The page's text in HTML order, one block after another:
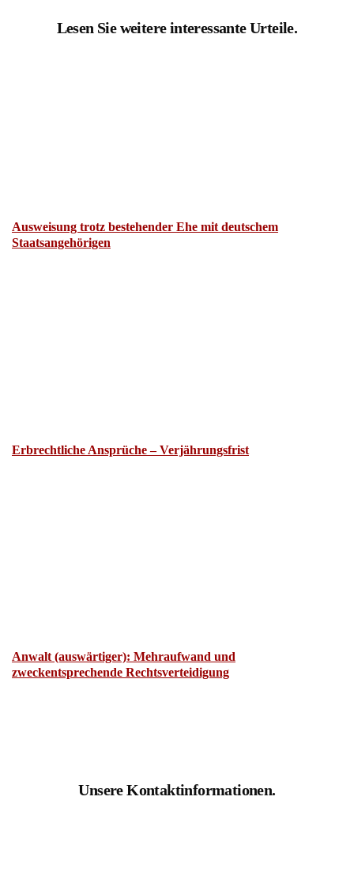
Lesen Sie weitere interessante Urteile.
Ausweisung trotz bestehender Ehe mit deutschem
Staatsangehörigen
Erbrechtliche Ansprüche – Verjährungsfrist
Anwalt (auswärtiger): Mehraufwand und
zweckentsprechende Rechtsverteidigung
Unsere Kontaktinformationen.